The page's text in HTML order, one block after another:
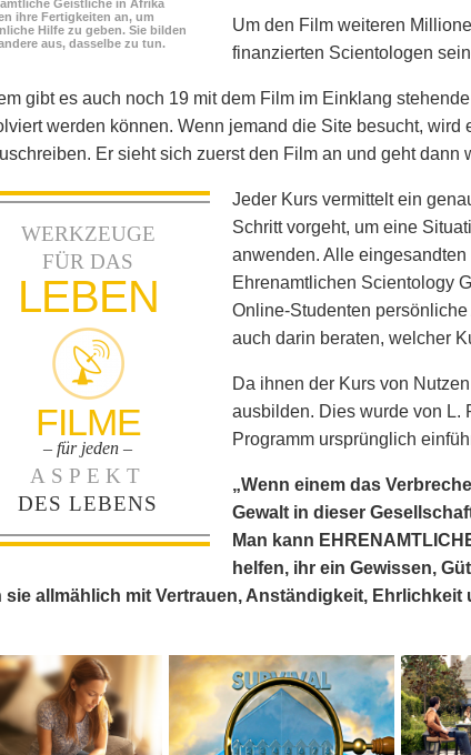
Geistliche in Afrika
ihre Fertigkeiten an, um
Hilfe zu geben. Sie bilden
aus, dasselbe zu tun.
Um den Film weiteren
finanzierten Scientologen
gibt es auch noch 19 mit dem Film im Einklang
werden können. Wenn jemand die Site besucht,
Er sieht sich zuerst den Film an und geht dann
WERKZEUGE
FÜR DAS
LEBEN
FILME
– für jeden –
ASPEKT
DES LEBENS
Jeder Kurs vermittelt ein
Schritt vorgeht, um eine
anwenden. Alle
Ehrenamtlichen Scientology
Online-Studenten
auch darin beraten, welcher
Da ihnen der Kurs von
ausbilden. Dies wurde von L.
Programm ursprünglich
„Wenn einem das
Gewalt in dieser
Man kann
helfen, ihr ein Gewissen,
sie allmählich mit Vertrauen, Anständigkeit, Ehrlichkeit